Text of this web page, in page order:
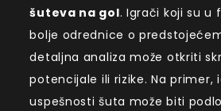
šuteva na gol. Igrači koji su u
bolje odrednice o
detaljna analiza može otkriti
potencijale ili rizike. Na primer,
uspešnosti šuta može biti